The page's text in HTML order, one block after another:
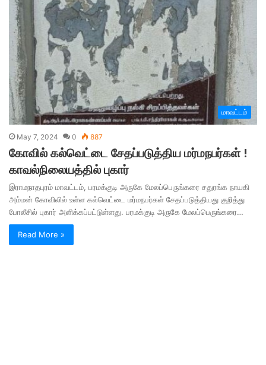
மாவட்டம்
May 7, 2024 0 887
கோவில் கல்வெட்டை சேதப்படுத்திய மர்மநபர்கள் !
காவல்நிலையத்தில் புகார்
இராமநாதபுரம் மாவட்டம், பரமக்குடி அருகே மேலப்பெருங்கரை சதுரங்க நாயகி
அம்மன் கோவிலில் உள்ள கல்வெட்டை மர்மநபர்கள் சேதப்படுத்தியது குறித்து
போலீசில் புகார் அளிக்கப்பட்டுள்ளது. பரமக்குடி அருகே மேலப்பெருங்கரை…
Read More »